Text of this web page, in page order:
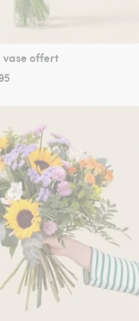
vase offert